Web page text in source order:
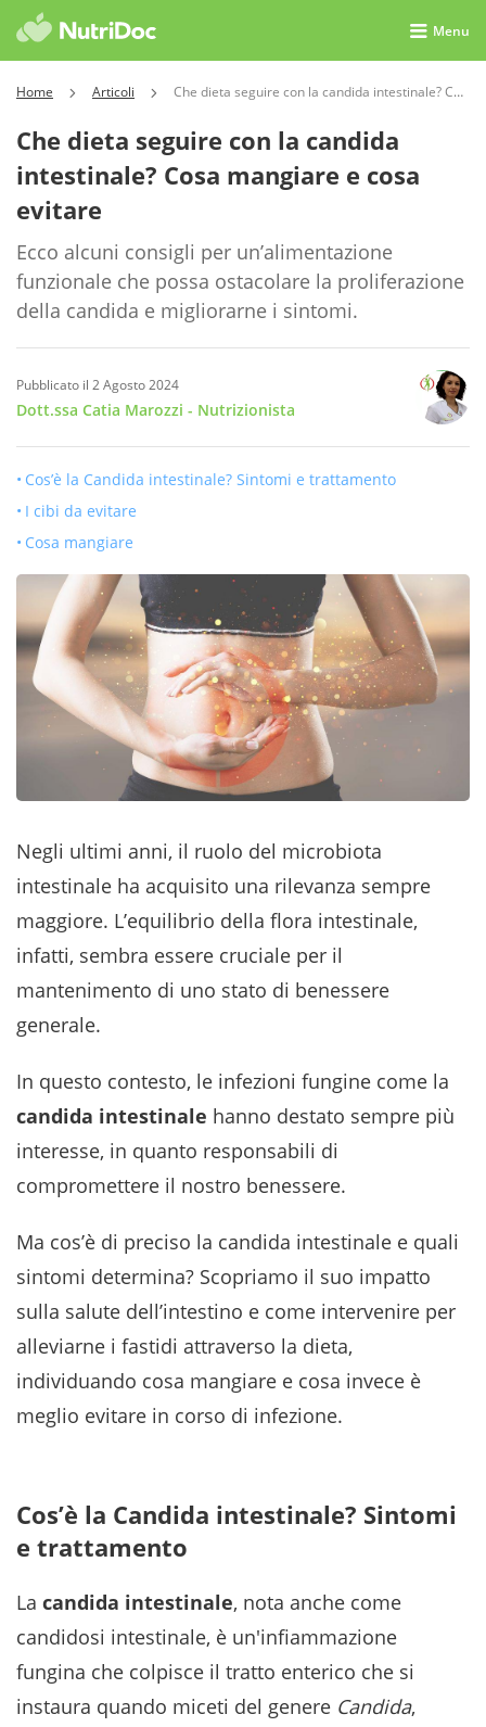
Menu
Home Articoli Che dieta seguire con la candida intestinale? Cosa mangiare e cosa evitare
Che dieta seguire con la candida
intestinale? Cosa mangiare e cosa
evitare
Ecco alcuni consigli per un’alimentazione
funzionale che possa ostacolare la proliferazione
della candida e migliorarne i sintomi.
Pubblicato il 2 Agosto 2024
Dott.ssa Catia Marozzi - Nutrizionista
Cos’è la Candida intestinale? Sintomi e trattamento
I cibi da evitare
Cosa mangiare
Negli ultimi anni, il ruolo del microbiota
intestinale ha acquisito una rilevanza sempre
maggiore. L’equilibrio della flora intestinale,
infatti, sembra essere cruciale per il
mantenimento di uno stato di benessere
generale.
In questo contesto, le infezioni fungine come la
candida intestinale hanno destato sempre più
interesse, in quanto responsabili di
compromettere il nostro benessere.
Ma cos’è di preciso la candida intestinale e quali
sintomi determina? Scopriamo il suo impatto
sulla salute dell’intestino e come intervenire per
alleviarne i fastidi attraverso la dieta,
individuando cosa mangiare e cosa invece è
meglio evitare in corso di infezione.
Cos’è la Candida intestinale? Sintomi
e trattamento
La candida intestinale, nota anche come
candidosi intestinale, è un'infiammazione
fungina che colpisce il tratto enterico che si
instaura quando miceti del genere Candida,